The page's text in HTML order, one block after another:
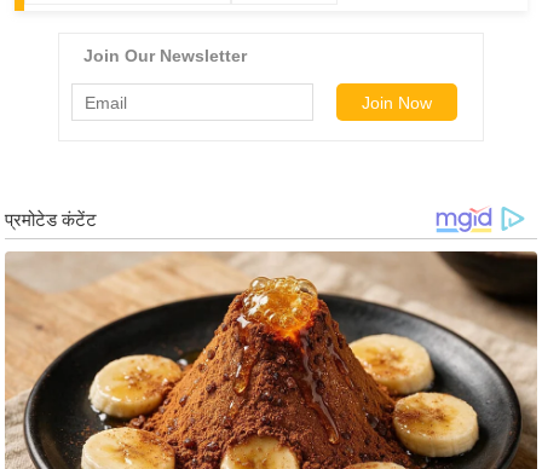
इ
ल
टे
क्नॉ
जी
ब्यू
टी